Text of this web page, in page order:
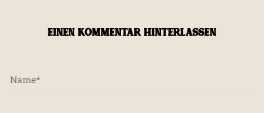
EINEN KOMMENTAR HINTERLASSEN